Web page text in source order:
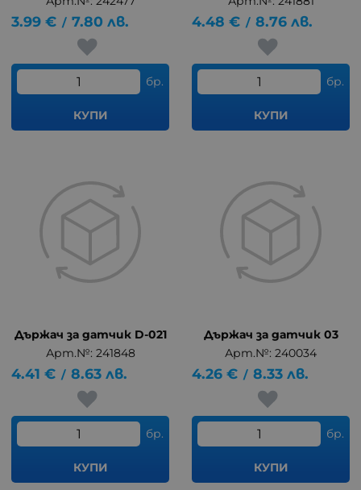
3.99 € / 7.80 лв.
бр.
КУПИ
4.48 € / 8.76 лв.
бр.
КУПИ
Държач за датчик D-021
Арт.№: 241848
4.41 € / 8.63 лв.
бр.
КУПИ
Държач за датчик 03
Арт.№: 240034
4.26 € / 8.33 лв.
бр.
КУПИ